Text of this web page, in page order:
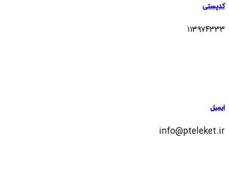
کدپستی
۱۱۳۹۷۴۳۳۳
ایمیل
info@pteleket.ir